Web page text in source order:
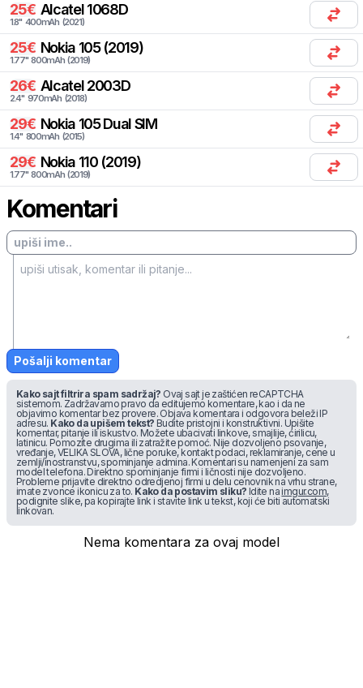
25€ Alcatel 1068D
1.8" 400mAh (2021)
25€ Nokia 105 (2019)
1.77" 800mAh (2019)
26€ Alcatel 2003D
2.4" 970mAh (2018)
29€ Nokia 105 Dual SIM
1.4" 800mAh (2015)
29€ Nokia 110 (2019)
1.77" 800mAh (2019)
Komentari
Pošalji komentar
Kako sajt filtrira spam sadržaj? Ovaj sajt je zaštićen reCAPTCHA
sistemom. Zadržavamo pravo da editujemo komentare, kao i da ne
objavimo komentar bez provere. Objava komentara i odgovora beleži IP
adresu. Kako da upišem tekst? Budite pristojni i konstruktivni. Upišite
komentar, pitanje ili iskustvo. Možete ubacivati linkove, smajlije, ćirilicu,
latinicu. Pomozite drugima ili zatražite pomoć. Nije dozvoljeno psovanje,
vređanje, VELIKA SLOVA, lične poruke, kontakt podaci, reklamiranje, cene u
zemlji/inostranstvu, spominjanje admina. Komentari su namenjeni za sam
model telefona. Direktno spominjanje firmi i ličnosti nije dozvoljeno.
Probleme prijavite direktno odredjenoj firmi u delu cenovnik na vrhu strane,
imate zvonce ikonicu za to. Kako da postavim sliku? Idite na imgur.com,
podignite slike, pa kopirajte link i stavite link u tekst, koji će biti automatski
linkovan.
Nema komentara za ovaj model